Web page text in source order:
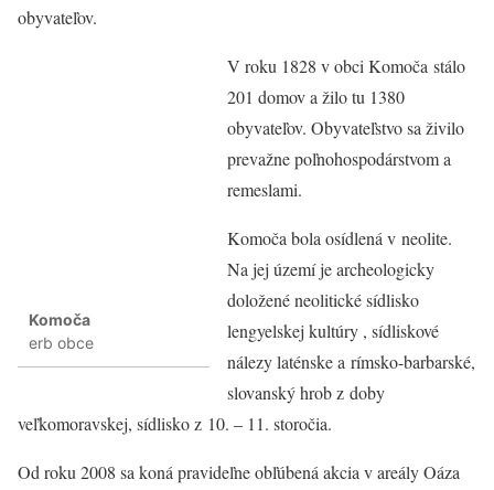
obyvateľov.
Komoča
erb obce
V roku 1828 v obci Komoča stálo
201 domov a žilo tu 1380
obyvateľov. Obyvateľstvo sa živilo
prevažne poľnohospodárstvom a
remeslami.
Komoča bola osídlená v neolite.
Na jej území je archeologicky
doložené neolitické sídlisko
lengyelskej kultúry , sídliskové
nálezy laténske a rímsko-barbarské,
slovanský hrob z doby
veľkomoravskej, sídlisko z 10. – 11. storočia.
Od roku 2008 sa koná pravideľne obľúbená akcia v areály Oáza